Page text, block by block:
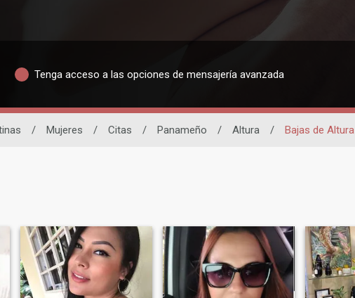
Tenga acceso a las opciones de mensajería avanzada
/ Mujeres / Citas / Panameño / Altura / Bajas de Altura